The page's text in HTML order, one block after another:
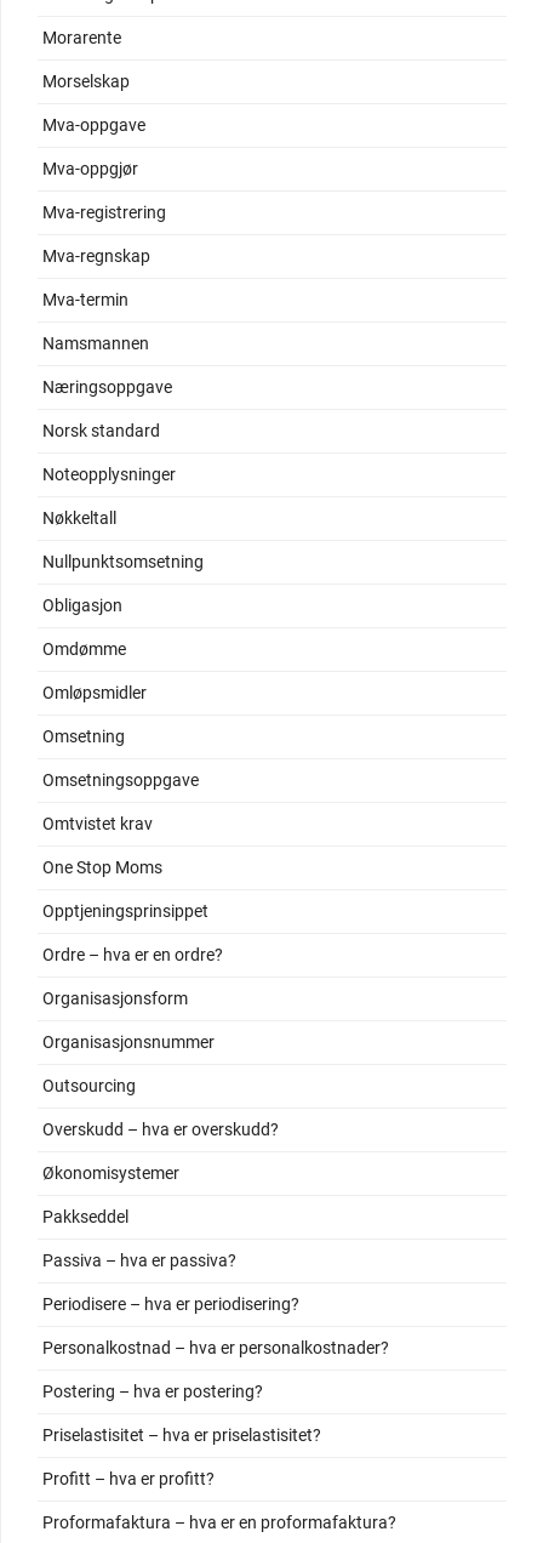
Morarente
Morselskap
Mva-oppgave
Mva-oppgjør
Mva-registrering
Mva-regnskap
Mva-termin
Namsmannen
Næringsoppgave
Norsk standard
Noteopplysninger
Nøkkeltall
Nullpunktsomsetning
Obligasjon
Omdømme
Omløpsmidler
Omsetning
Omsetningsoppgave
Omtvistet krav
One Stop Moms
Opptjeningsprinsippet
Ordre – hva er en ordre?
Organisasjonsform
Organisasjonsnummer
Outsourcing
Overskudd – hva er overskudd?
Økonomisystemer
Pakkseddel
Passiva – hva er passiva?
Periodisere – hva er periodisering?
Personalkostnad – hva er personalkostnader?
Postering – hva er postering?
Priselastisitet – hva er priselastisitet?
Profitt – hva er profitt?
Proformafaktura – hva er en proformafaktura?